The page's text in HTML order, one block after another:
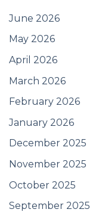
June 2026
May 2026
April 2026
March 2026
February 2026
January 2026
December 2025
November 2025
October 2025
September 2025